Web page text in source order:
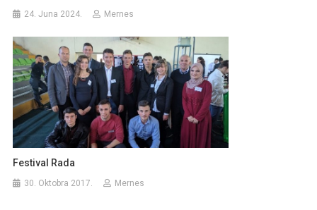
24. Juna 2024. Mernes
Festival Rada
30. Oktobra 2017. Mernes